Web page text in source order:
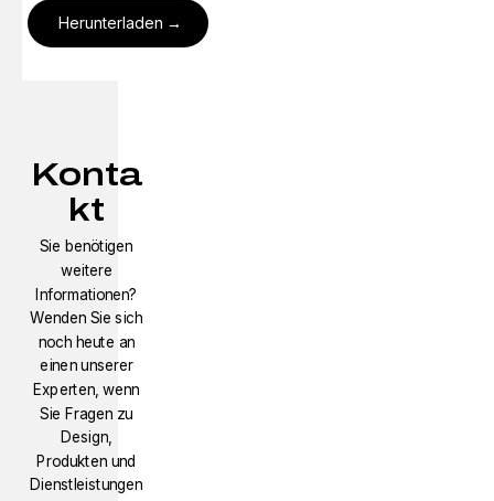
Herunterladen
Konta
kt
Sie benötigen
weitere
Informationen?
Wenden Sie sich
noch heute an
einen unserer
Experten, wenn
Sie Fragen zu
Design,
Produkten und
Dienstleistungen